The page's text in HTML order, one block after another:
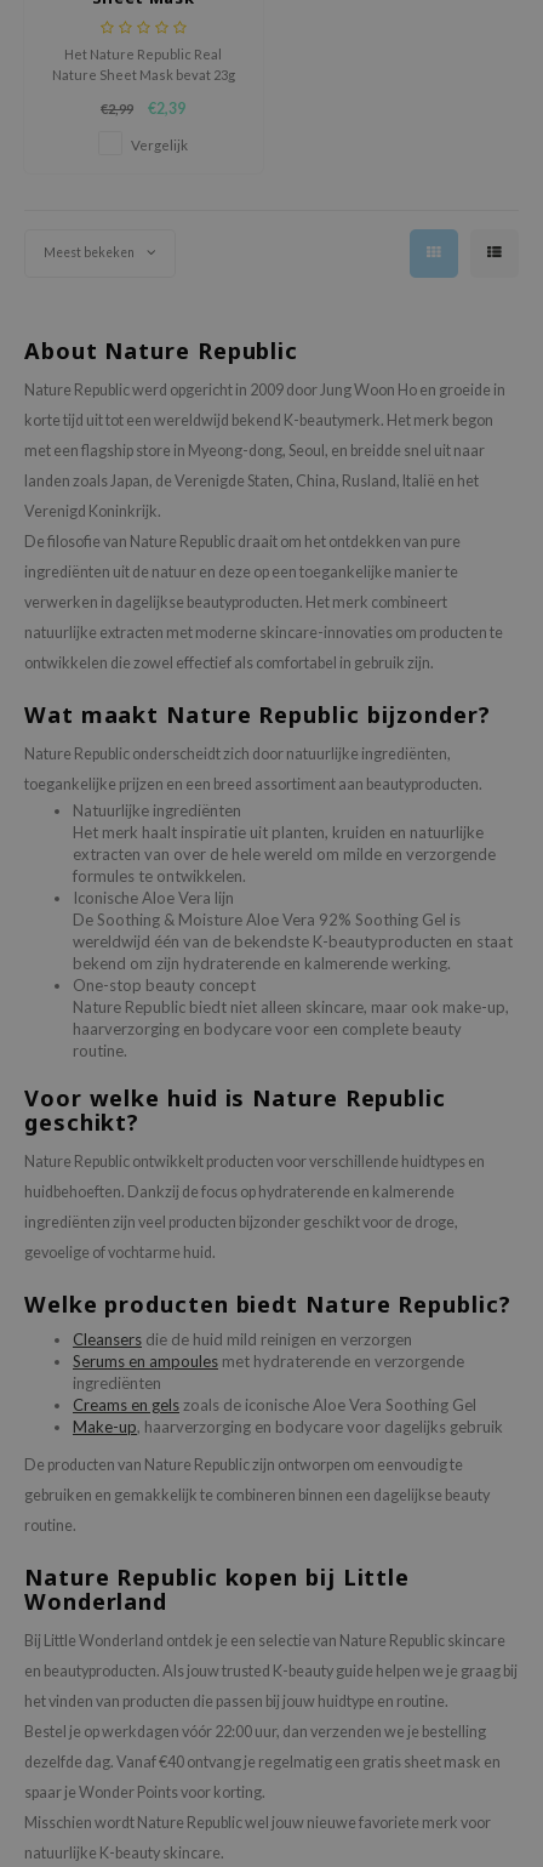
MANSION
Stereo
Republic
All
Het Nature Republic Real
Nature Sheet Mask bevat 23g
komkommer-extract.
€2,99 €2,39
Vergelijk
Meest bekeken
About Nature Republic
Nature Republic werd opgericht in 2009 door Jung Woon Ho en groeide in
korte tijd uit tot een wereldwijd bekend K-beautymerk. Het merk begon
met een flagship store in Myeong-dong, Seoul, en breidde snel uit naar
landen zoals Japan, de Verenigde Staten, China, Rusland, Italië en het
Verenigd Koninkrijk.
De filosofie van Nature Republic draait om het ontdekken van pure
ingrediënten uit de natuur en deze op een toegankelijke manier te
verwerken in dagelijkse beautyproducten. Het merk combineert
natuurlijke extracten met moderne skincare-innovaties om producten te
ontwikkelen die zowel effectief als comfortabel in gebruik zijn.
Wat maakt Nature Republic bijzonder?
Nature Republic onderscheidt zich door natuurlijke ingrediënten,
toegankelijke prijzen en een breed assortiment aan beautyproducten.
Natuurlijke ingrediënten
Het merk haalt inspiratie uit planten, kruiden en natuurlijke
extracten van over de hele wereld om milde en verzorgende
formules te ontwikkelen.
Iconische Aloe Vera lijn
De Soothing & Moisture Aloe Vera 92% Soothing Gel is
wereldwijd één van de bekendste K-beautyproducten en staat
bekend om zijn hydraterende en kalmerende werking.
One-stop beauty concept
Nature Republic biedt niet alleen skincare, maar ook make-up,
haarverzorging en bodycare voor een complete beauty
routine.
Voor welke huid is Nature Republic
geschikt?
Nature Republic ontwikkelt producten voor verschillende huidtypes en
huidbehoeften. Dankzij de focus op hydraterende en kalmerende
ingrediënten zijn veel producten bijzonder geschikt voor de droge,
gevoelige of vochtarme huid.
Welke producten biedt Nature Republic?
Cleansers die de huid mild reinigen en verzorgen
Serums en ampoules met hydraterende en verzorgende
ingrediënten
Creams en gels zoals de iconische Aloe Vera Soothing Gel
Make-up, haarverzorging en bodycare voor dagelijks gebruik
De producten van Nature Republic zijn ontworpen om eenvoudig te
gebruiken en gemakkelijk te combineren binnen een dagelijkse beauty
routine.
Nature Republic kopen bij Little
Wonderland
Bij Little Wonderland ontdek je een selectie van Nature Republic skincare
en beautyproducten. Als jouw trusted K-beauty guide helpen we je graag bij
het vinden van producten die passen bij jouw huidtype en routine.
Bestel je op werkdagen vóór 22:00 uur, dan verzenden we je bestelling
dezelfde dag. Vanaf €40 ontvang je regelmatig een gratis sheet mask en
spaar je Wonder Points voor korting.
Misschien wordt Nature Republic wel jouw nieuwe favoriete merk voor
natuurlijke K-beauty skincare.